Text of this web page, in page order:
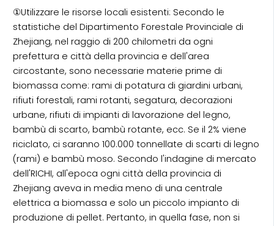
①Utilizzare le risorse locali esistenti: Secondo le
statistiche del Dipartimento Forestale Provinciale di
Zhejiang, nel raggio di 200 chilometri da ogni
prefettura e città della provincia e dell'area
circostante, sono necessarie materie prime di
biomassa come: rami di potatura di giardini urbani,
rifiuti forestali, rami rotanti, segatura, decorazioni
urbane, rifiuti di impianti di lavorazione del legno,
bambù di scarto, bambù rotante, ecc. Se il 2% viene
riciclato, ci saranno 100.000 tonnellate di scarti di legno
(rami) e bambù moso. Secondo l'indagine di mercato
dell'RICHI, all'epoca ogni città della provincia di
Zhejiang aveva in media meno di una centrale
elettrica a biomassa e solo un piccolo impianto di
produzione di pellet. Pertanto, in quella fase, non si